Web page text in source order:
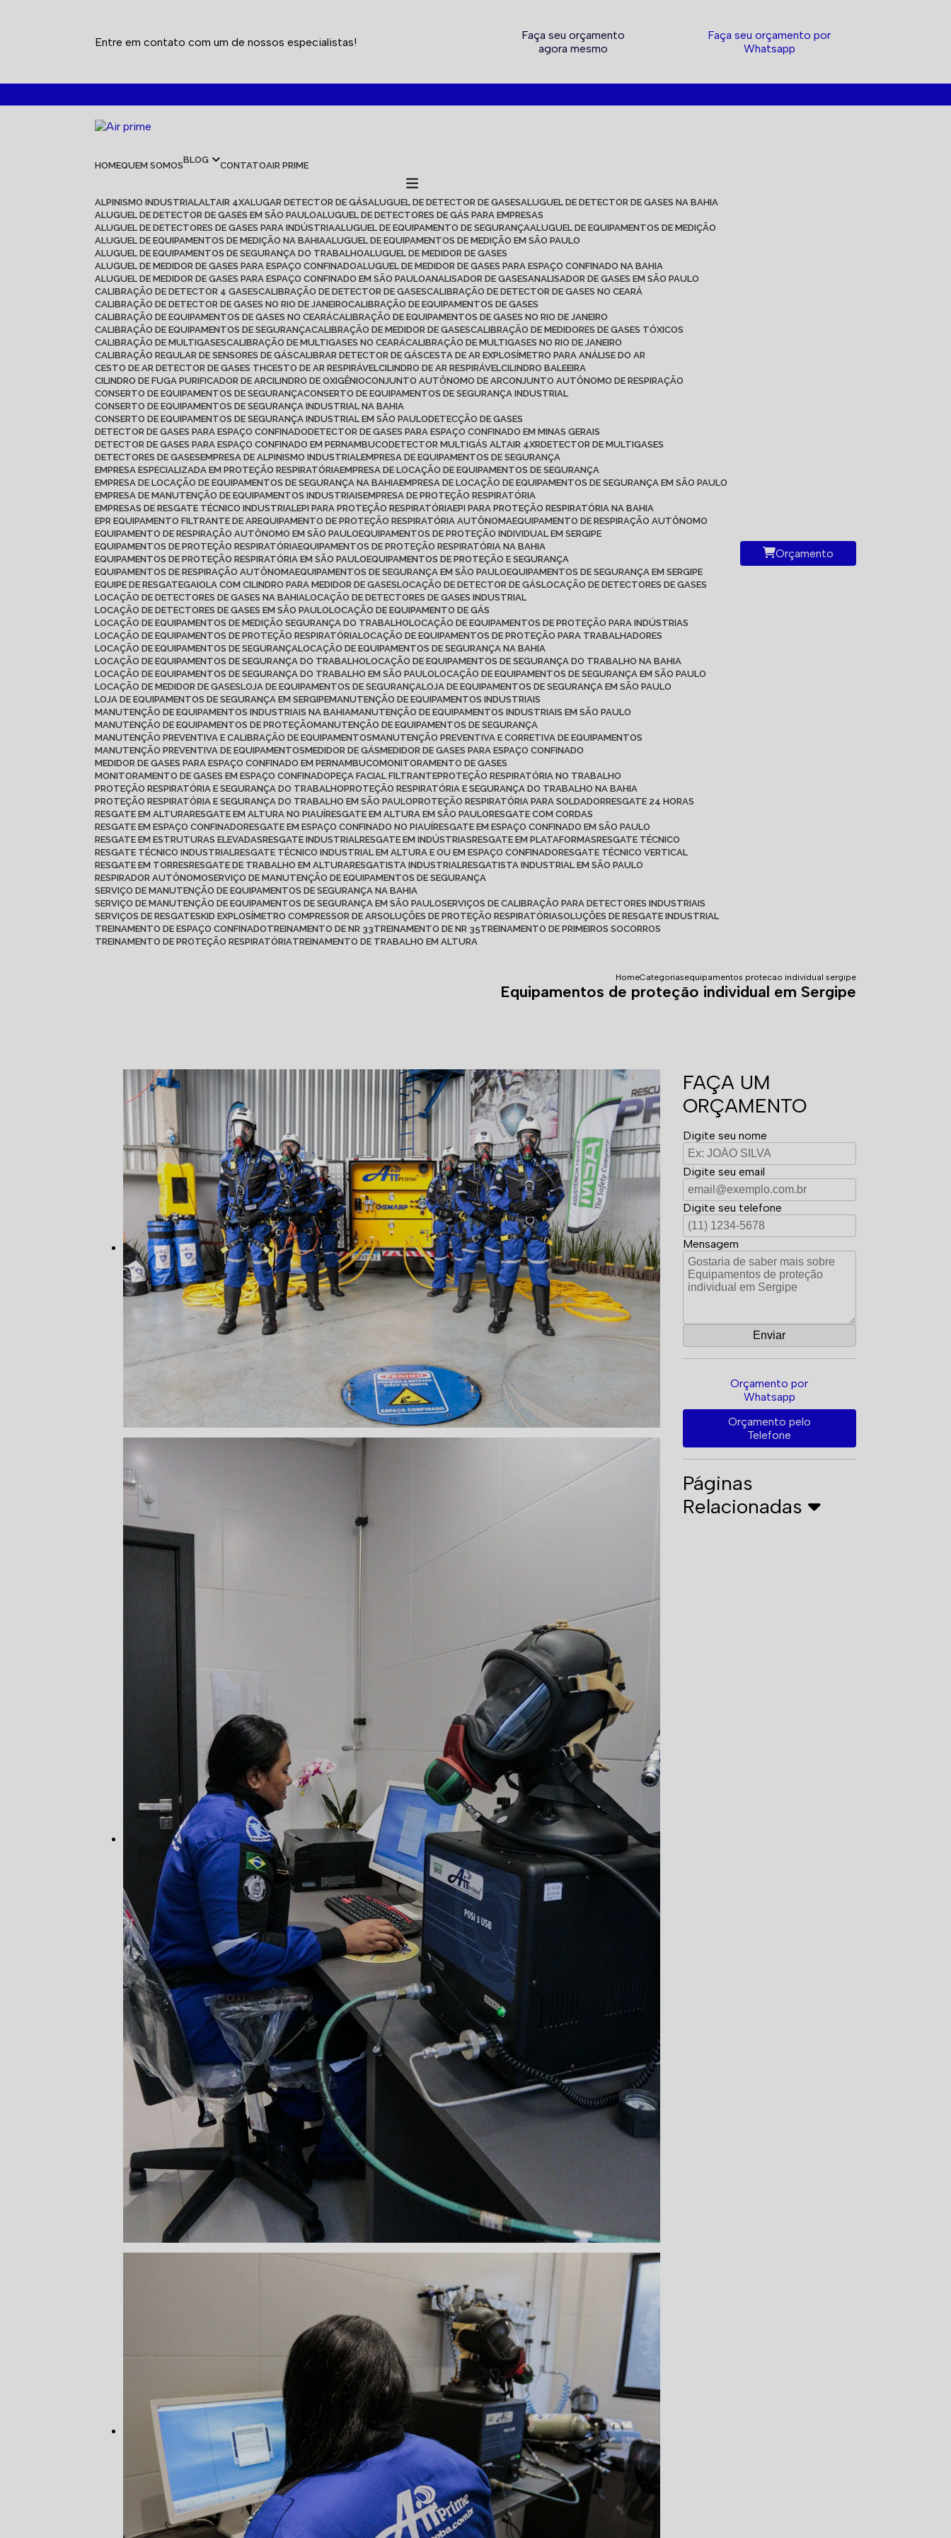
Entre em contato com um de nossos especialistas!
Faça seu orçamento
agora mesmo
Faça seu orçamento por
Whatsapp
HOME QUEM SOMOS BLOG CONTATO AIR PRIME
ALPINISMO INDUSTRIAL ALTAIR 4X ALUGAR DETECTOR DE GÁS ALUGUEL DE DETECTOR DE GASES ALUGUEL DE DETECTOR DE GASES NA BAHIA
ALUGUEL DE DETECTOR DE GASES EM SÃO PAULO ALUGUEL DE DETECTORES DE GÁS PARA EMPRESAS
ALUGUEL DE DETECTORES DE GASES PARA INDÚSTRIA ALUGUEL DE EQUIPAMENTO DE SEGURANÇA ALUGUEL DE EQUIPAMENTOS DE MEDIÇÃO
ALUGUEL DE EQUIPAMENTOS DE MEDIÇÃO NA BAHIA ALUGUEL DE EQUIPAMENTOS DE MEDIÇÃO EM SÃO PAULO
ALUGUEL DE EQUIPAMENTOS DE SEGURANÇA DO TRABALHO ALUGUEL DE MEDIDOR DE GASES
ALUGUEL DE MEDIDOR DE GASES PARA ESPAÇO CONFINADO ALUGUEL DE MEDIDOR DE GASES PARA ESPAÇO CONFINADO NA BAHIA
ALUGUEL DE MEDIDOR DE GASES PARA ESPAÇO CONFINADO EM SÃO PAULO ANALISADOR DE GASES ANALISADOR DE GASES EM SÃO PAULO
CALIBRAÇÃO DE DETECTOR 4 GASES CALIBRAÇÃO DE DETECTOR DE GASES CALIBRAÇÃO DE DETECTOR DE GASES NO CEARÁ
CALIBRAÇÃO DE DETECTOR DE GASES NO RIO DE JANEIRO CALIBRAÇÃO DE EQUIPAMENTOS DE GASES
CALIBRAÇÃO DE EQUIPAMENTOS DE GASES NO CEARÁ CALIBRAÇÃO DE EQUIPAMENTOS DE GASES NO RIO DE JANEIRO
CALIBRAÇÃO DE EQUIPAMENTOS DE SEGURANÇA CALIBRAÇÃO DE MEDIDOR DE GASES CALIBRAÇÃO DE MEDIDORES DE GASES TÓXICOS
CALIBRAÇÃO DE MULTIGASES CALIBRAÇÃO DE MULTIGASES NO CEARÁ CALIBRAÇÃO DE MULTIGASES NO RIO DE JANEIRO
CALIBRAÇÃO REGULAR DE SENSORES DE GÁS CALIBRAR DETECTOR DE GÁS CESTA DE AR EXPLOSÍMETRO PARA ANÁLISE DO AR
CESTO DE AR DETECTOR DE GASES TH CESTO DE AR RESPIRÁVEL CILINDRO DE AR RESPIRÁVEL CILINDRO BALEEIRA
CILINDRO DE FUGA PURIFICADOR DE AR CILINDRO DE OXIGÊNIO CONJUNTO AUTÔNOMO DE AR CONJUNTO AUTÔNOMO DE RESPIRAÇÃO
CONSERTO DE EQUIPAMENTOS DE SEGURANÇA CONSERTO DE EQUIPAMENTOS DE SEGURANÇA INDUSTRIAL
CONSERTO DE EQUIPAMENTOS DE SEGURANÇA INDUSTRIAL NA BAHIA
CONSERTO DE EQUIPAMENTOS DE SEGURANÇA INDUSTRIAL EM SÃO PAULO DETECÇÃO DE GASES
DETECTOR DE GASES PARA ESPAÇO CONFINADO DETECTOR DE GASES PARA ESPAÇO CONFINADO EM MINAS GERAIS
DETECTOR DE GASES PARA ESPAÇO CONFINADO EM PERNAMBUCO DETECTOR MULTIGÁS ALTAIR 4XR DETECTOR DE MULTIGASES
DETECTORES DE GASES EMPRESA DE ALPINISMO INDUSTRIAL EMPRESA DE EQUIPAMENTOS DE SEGURANÇA
EMPRESA ESPECIALIZADA EM PROTEÇÃO RESPIRATÓRIA EMPRESA DE LOCAÇÃO DE EQUIPAMENTOS DE SEGURANÇA
EMPRESA DE LOCAÇÃO DE EQUIPAMENTOS DE SEGURANÇA NA BAHIA EMPRESA DE LOCAÇÃO DE EQUIPAMENTOS DE SEGURANÇA EM SÃO PAULO
EMPRESA DE MANUTENÇÃO DE EQUIPAMENTOS INDUSTRIAIS EMPRESA DE PROTEÇÃO RESPIRATÓRIA
EMPRESAS DE RESGATE TÉCNICO INDUSTRIAL EPI PARA PROTEÇÃO RESPIRATÓRIA EPI PARA PROTEÇÃO RESPIRATÓRIA NA BAHIA
EPR EQUIPAMENTO FILTRANTE DE AR EQUIPAMENTO DE PROTEÇÃO RESPIRATÓRIA AUTÔNOMA EQUIPAMENTO DE RESPIRAÇÃO AUTÔNOMO
EQUIPAMENTO DE RESPIRAÇÃO AUTÔNOMO EM SÃO PAULO EQUIPAMENTOS DE PROTEÇÃO INDIVIDUAL EM SERGIPE
EQUIPAMENTOS DE PROTEÇÃO RESPIRATÓRIA EQUIPAMENTOS DE PROTEÇÃO RESPIRATÓRIA NA BAHIA
EQUIPAMENTOS DE PROTEÇÃO RESPIRATÓRIA EM SÃO PAULO EQUIPAMENTOS DE PROTEÇÃO E SEGURANÇA
EQUIPAMENTOS DE RESPIRAÇÃO AUTÔNOMA EQUIPAMENTOS DE SEGURANÇA EM SÃO PAULO EQUIPAMENTOS DE SEGURANÇA EM SERGIPE
EQUIPE DE RESGATE
GAIOLA COM CILINDRO PARA MEDIDOR DE GASES LOCAÇÃO DE DETECTOR DE GÁS LOCAÇÃO DE DETECTORES DE GASES
LOCAÇÃO DE DETECTORES DE GASES NA BAHIA LOCAÇÃO DE DETECTORES DE GASES INDUSTRIAL
LOCAÇÃO DE DETECTORES DE GASES EM SÃO PAULO LOCAÇÃO DE EQUIPAMENTO DE GÁS
LOCAÇÃO DE EQUIPAMENTOS DE MEDIÇÃO SEGURANÇA DO TRABALHO LOCAÇÃO DE EQUIPAMENTOS DE PROTEÇÃO PARA INDÚSTRIAS
LOCAÇÃO DE EQUIPAMENTOS DE PROTEÇÃO RESPIRATÓRIA LOCAÇÃO DE EQUIPAMENTOS DE PROTEÇÃO PARA TRABALHADORES
LOCAÇÃO DE EQUIPAMENTOS DE SEGURANÇA LOCAÇÃO DE EQUIPAMENTOS DE SEGURANÇA NA BAHIA
LOCAÇÃO DE EQUIPAMENTOS DE SEGURANÇA DO TRABALHO LOCAÇÃO DE EQUIPAMENTOS DE SEGURANÇA DO TRABALHO NA BAHIA
LOCAÇÃO DE EQUIPAMENTOS DE SEGURANÇA DO TRABALHO EM SÃO PAULO LOCAÇÃO DE EQUIPAMENTOS DE SEGURANÇA EM SÃO PAULO
LOCAÇÃO DE MEDIDOR DE GASES LOJA DE EQUIPAMENTOS DE SEGURANÇA LOJA DE EQUIPAMENTOS DE SEGURANÇA EM SÃO PAULO
LOJA DE EQUIPAMENTOS DE SEGURANÇA EM SERGIPE
MANUTENÇÃO DE EQUIPAMENTOS INDUSTRIAIS
MANUTENÇÃO DE EQUIPAMENTOS INDUSTRIAIS NA BAHIA
MANUTENÇÃO DE EQUIPAMENTOS INDUSTRIAIS EM SÃO PAULO
MANUTENÇÃO DE EQUIPAMENTOS DE PROTEÇÃO
MANUTENÇÃO DE EQUIPAMENTOS DE SEGURANÇA
MANUTENÇÃO PREVENTIVA E CALIBRAÇÃO DE EQUIPAMENTOS
MANUTENÇÃO PREVENTIVA E CORRETIVA DE EQUIPAMENTOS
MANUTENÇÃO PREVENTIVA DE EQUIPAMENTOS
MEDIDOR DE GÁS
MEDIDOR DE GASES PARA ESPAÇO CONFINADO
MEDIDOR DE GASES PARA ESPAÇO CONFINADO EM PERNAMBUCO
MONITORAMENTO DE GASES
MONITORAMENTO DE GASES EM ESPAÇO CONFINADO PEÇA FACIAL FILTRANTE PROTEÇÃO RESPIRATÓRIA NO TRABALHO
PROTEÇÃO RESPIRATÓRIA E SEGURANÇA DO TRABALHO PROTEÇÃO RESPIRATÓRIA E SEGURANÇA DO TRABALHO NA BAHIA
PROTEÇÃO RESPIRATÓRIA E SEGURANÇA DO TRABALHO EM SÃO PAULO PROTEÇÃO RESPIRATÓRIA PARA SOLDADOR RESGATE 24 HORAS
RESGATE EM ALTURA RESGATE EM ALTURA NO PIAUÍ RESGATE EM ALTURA EM SÃO PAULO RESGATE COM CORDAS
RESGATE EM ESPAÇO CONFINADO RESGATE EM ESPAÇO CONFINADO NO PIAUÍ RESGATE EM ESPAÇO CONFINADO EM SÃO PAULO
RESGATE EM ESTRUTURAS ELEVADAS RESGATE INDUSTRIAL RESGATE EM INDÚSTRIAS RESGATE EM PLATAFORMAS RESGATE TÉCNICO
RESGATE TÉCNICO INDUSTRIAL RESGATE TÉCNICO INDUSTRIAL EM ALTURA E OU EM ESPAÇO CONFINADO RESGATE TÉCNICO VERTICAL
RESGATE EM TORRES RESGATE DE TRABALHO EM ALTURA RESGATISTA INDUSTRIAL RESGATISTA INDUSTRIAL EM SÃO PAULO
RESPIRADOR AUTÔNOMO SERVIÇO DE MANUTENÇÃO DE EQUIPAMENTOS DE SEGURANÇA
SERVIÇO DE MANUTENÇÃO DE EQUIPAMENTOS DE SEGURANÇA NA BAHIA
SERVIÇO DE MANUTENÇÃO DE EQUIPAMENTOS DE SEGURANÇA EM SÃO PAULO SERVIÇOS DE CALIBRAÇÃO PARA DETECTORES INDUSTRIAIS
SERVIÇOS DE RESGATE SKID EXPLOSÍMETRO COMPRESSOR DE AR SOLUÇÕES DE PROTEÇÃO RESPIRATÓRIA SOLUÇÕES DE RESGATE INDUSTRIAL
TREINAMENTO DE ESPAÇO CONFINADO
TREINAMENTO DE NR 33 TREINAMENTO DE NR 35
TREINAMENTO DE PRIMEIROS SOCORROS
TREINAMENTO DE PROTEÇÃO RESPIRATÓRIA
TREINAMENTO DE TRABALHO EM ALTURA
Orçamento
HomeCategoriasequipamentos protecao individual sergipe
Equipamentos de proteção individual em Sergipe
FAÇA UM
ORÇAMENTO
Digite seu nome
Digite seu email
Digite seu telefone
Mensagem
Orçamento por
Whatsapp
Orçamento pelo
Telefone
Páginas
Relacionadas